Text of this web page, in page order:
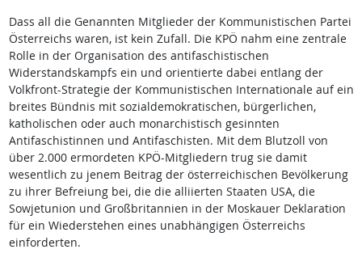
Dass all die Genannten Mitglieder der Kommunistischen Partei
Österreichs waren, ist kein Zufall. Die KPÖ nahm eine zentrale
Rolle in der Organisation des antifaschistischen
Widerstandskampfs ein und orientierte dabei entlang der
Volkfront-Strategie der Kommunistischen Internationale auf ein
breites Bündnis mit sozialdemokratischen, bürgerlichen,
katholischen oder auch monarchistisch gesinnten
Antifaschistinnen und Antifaschisten. Mit dem Blutzoll von
über 2.000 ermordeten KPÖ-Mitgliedern trug sie damit
wesentlich zu jenem Beitrag der österreichischen Bevölkerung
zu ihrer Befreiung bei, die die alliierten Staaten USA, die
Sowjetunion und Großbritannien in der Moskauer Deklaration
für ein Wiederstehen eines unabhängigen Österreichs
einforderten.